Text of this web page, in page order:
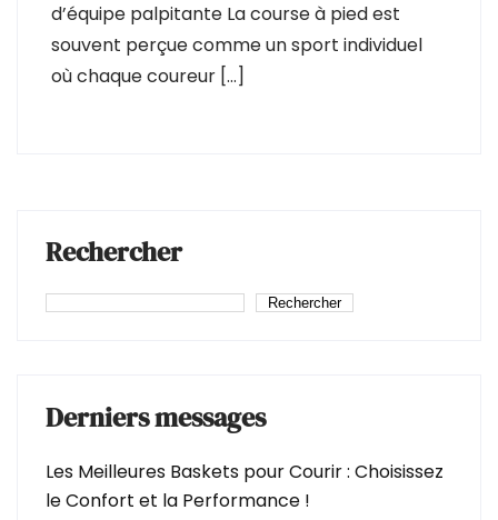
d’équipe palpitante La course à pied est
souvent perçue comme un sport individuel
où chaque coureur […]
Rechercher
Rechercher
Derniers messages
Les Meilleures Baskets pour Courir : Choisissez
le Confort et la Performance !